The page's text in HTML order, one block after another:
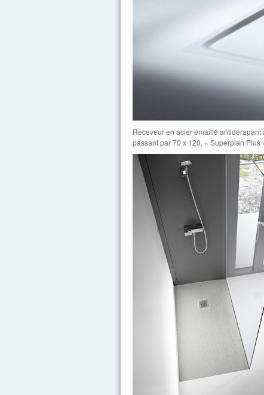
Receveur en acier émaillé
passant par 70 x 120, « Superplan Plus